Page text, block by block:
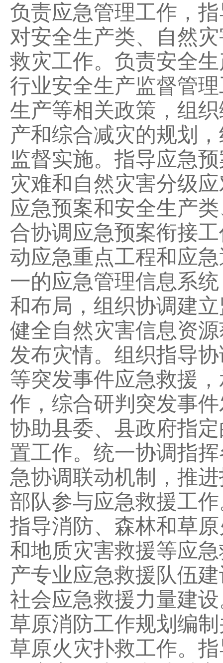
负责应急管理工作，
对安全生产类、自然
救灾工作。负责安全
行业安全生产监督管
生产等相关政策，组
产和综合减灾的规划
监督实施。指导应急
灾难和自然灾害分级
应急预案和安全生产
合协调应急预案衔接
动应急重点工程和应
一的应急管理信息系
和布局，组织协调建
健全自然灾害信息资
发布灾情。组织指导
等突发事件应急救援
作，综合研判突发事
协助县委、县政府指
置工作。统一协调指
急协调联动机制，推
部队参与应急救援工
指导消防、森林和草
和地质灾害救援等应
产专业应急救援队伍
社会应急救援力量建
草原消防工作规划编
草原火灾扑救工作。